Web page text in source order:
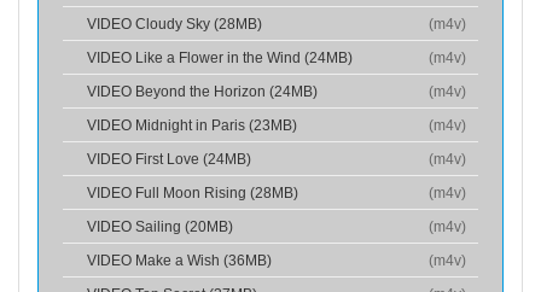
(m4v)
VIDEO Cloudy Sky (28MB)
(m4v)
VIDEO Like a Flower in the Wind (24MB)
(m4v)
VIDEO Beyond the Horizon (24MB)
(m4v)
VIDEO Midnight in Paris (23MB)
(m4v)
VIDEO First Love (24MB)
(m4v)
VIDEO Full Moon Rising (28MB)
(m4v)
VIDEO Sailing (20MB)
(m4v)
VIDEO Make a Wish (36MB)